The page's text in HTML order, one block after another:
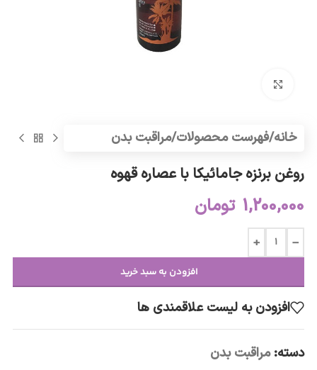
خانه/فهرست محصولات/مراقبت بدن
روغن برنزه جامائیکا با عصاره قهوه
1,200,000 تومان
-
+
افزودن به سبد خرید
افزودن به لیست علاقمندی ها
دسته: مراقبت بدن